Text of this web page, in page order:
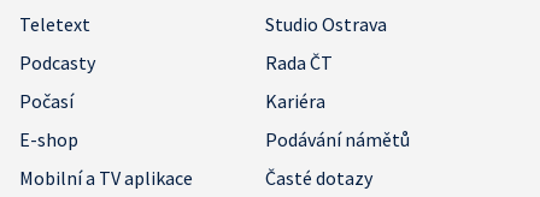
Teletext
Studio Ostrava
Podcasty
Rada ČT
Počasí
Kariéra
E-shop
Podávání námětů
Mobilní a TV aplikace
Časté dotazy